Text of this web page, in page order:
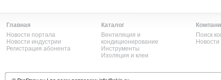
Главная
Новости портала
Новости индустрии
Регистрация абонента
Каталог
Вентиляция и
кондиционирование
Инструменты
Изоляция и клеи
Поиск